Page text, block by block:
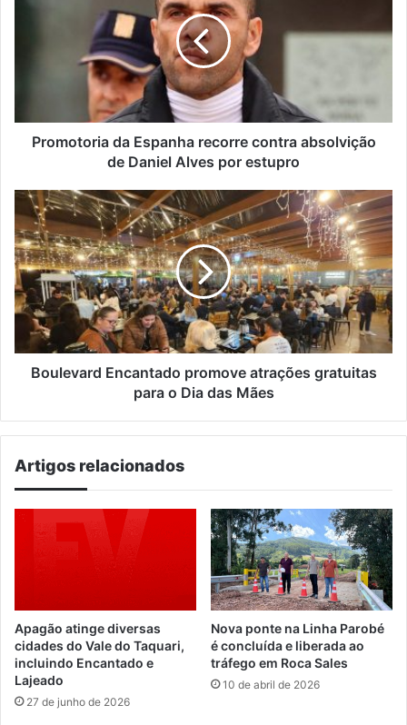
Espanha
Alves
Promotoria da Espanha recorre contra absolvição
de Daniel Alves por estupro
Boulevard
Encantado
promove
atrações
gratuitas
para
o
Dia
das
MãesBoulevard Encantado promove atrações gratuitas
para o Dia das Mães
Artigos relacionados
Apagão atinge diversas
cidades do Vale do Taquari,
incluindo Encantado e
Lajeado
27 de junho de 2026
Nova ponte na Linha Parobé
é concluída e liberada ao
tráfego em Roca Sales
10 de abril de 2026